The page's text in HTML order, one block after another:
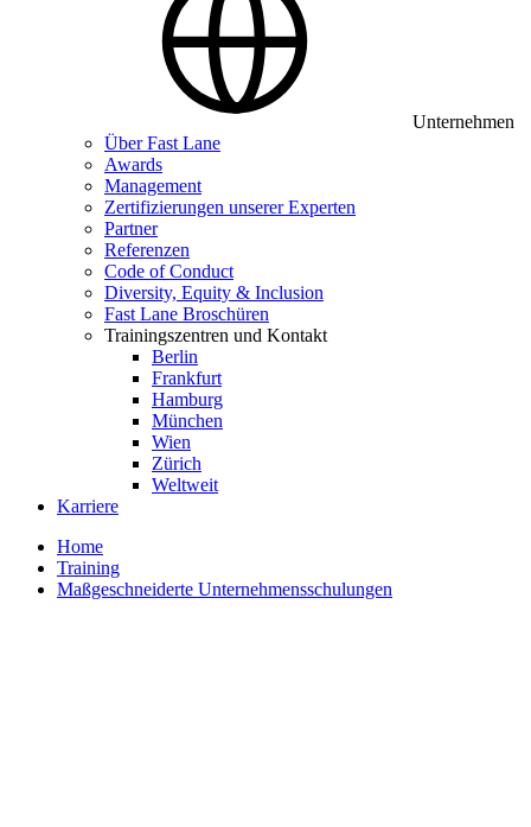
Unternehmen
Über Fast Lane
Awards
Management
Zertifizierungen unserer Experten
Partner
Referenzen
Code of Conduct
Diversity, Equity & Inclusion
Fast Lane Broschüren
Trainingszentren und Kontakt
Berlin
Frankfurt
Hamburg
München
Wien
Zürich
Weltweit
Karriere
Home
Training
Maßgeschneiderte Unternehmensschulungen